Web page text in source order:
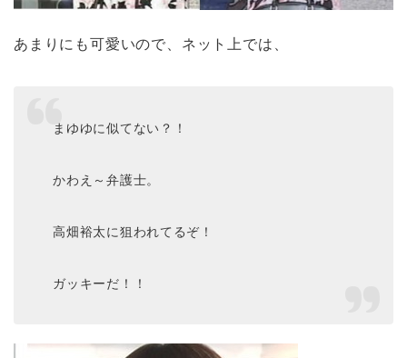
あまりにも可愛いので、ネット上では、
まゆゆに似てない？！
かわえ～弁護士。
高畑裕太に狙われてるぞ！
ガッキーだ！！